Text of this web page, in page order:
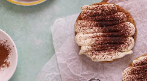
tussengerechten